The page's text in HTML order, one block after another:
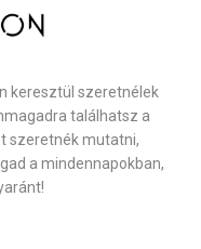
keresztül szeretnélek
találhatsz a
szeretnék mutatni,
a mindennapokban,